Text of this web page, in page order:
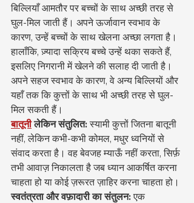
बिल्लियाँ आमतौर पर बच्चों के साथ अच्छी तरह से
घुल-मिल जाती हैं। अपने ऊर्जावान स्वभाव के
कारण, उन्हें बच्चों के साथ खेलना अच्छा लगता है।
हालाँकि, ज़्यादा सक्रिय बच्चे उन्हें थका सकते हैं,
इसलिए निगरानी में खेलने की सलाह दी जाती है।
अपने सहज स्वभाव के कारण, वे अन्य बिल्लियों और
यहाँ तक कि कुत्तों के साथ भी अच्छी तरह से घुल-
मिल सकती हैं।
बातूनी लेकिन संतुलित: स्यामी कुत्तों जितना बातूनी
नहीं, लेकिन कभी-कभी कोमल, मधुर ध्वनियों से
संवाद करता है। वह बेवजह म्याऊँ नहीं करता, सिर्फ़
तभी आवाज़ निकालता है जब ध्यान आकर्षित करना
चाहता हो या कोई ज़रूरत ज़ाहिर करना चाहता हो।
स्वतंत्रता और वफ़ादारी का संतुलन: एक